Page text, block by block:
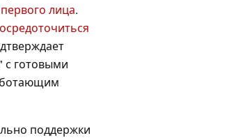
лица.
с готовыми
поддержки